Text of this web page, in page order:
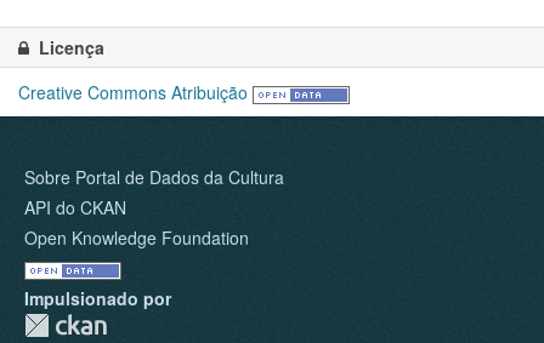
Licença
Creative Commons Atribuição
Sobre Portal de Dados da Cultura
API do CKAN
Open Knowledge Foundation
Impulsionado por